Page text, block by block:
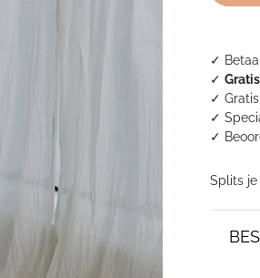
✓
✓Gratis
✓
✓
✓
Splits